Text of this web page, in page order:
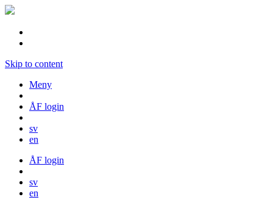
Skip to content
Meny
ÅF login
sv
en
ÅF login
sv
en